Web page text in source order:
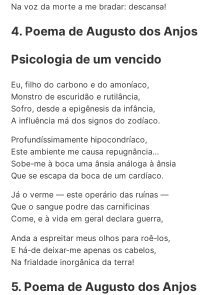
Na voz da morte a me bradar: descansa!
4. Poema de Augusto dos Anjos
Psicologia de um vencido
Eu, filho do carbono e do amoníaco,
Monstro de escuridão e rutilância,
Sofro, desde a epigênesis da infância,
A influência má dos signos do zodíaco.
Profundíssimamente hipocondríaco,
Este ambiente me causa repugnância…
Sobe-me à boca uma ânsia análoga à ânsia
Que se escapa da boca de um cardíaco.
Já o verme — este operário das ruínas —
Que o sangue podre das carnificinas
Come, e à vida em geral declara guerra,
Anda a espreitar meus olhos para roê-los,
E há-de deixar-me apenas os cabelos,
Na frialdade inorgânica da terra!
5. Poema de Augusto dos Anjos